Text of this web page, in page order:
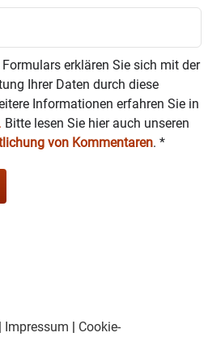
Ausstellung und zur
erklären Sie sich mit der
Ihrer Daten durch diese
Informationen erfahren Sie in
Bitte lesen Sie hier auch unseren
von Kommentaren. *
| Impressum | Cookie-